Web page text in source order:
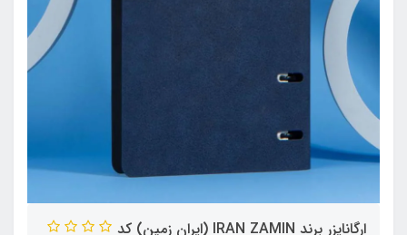
ارگانایزر برند IRAN ZAMIN (ایران زمین) کد